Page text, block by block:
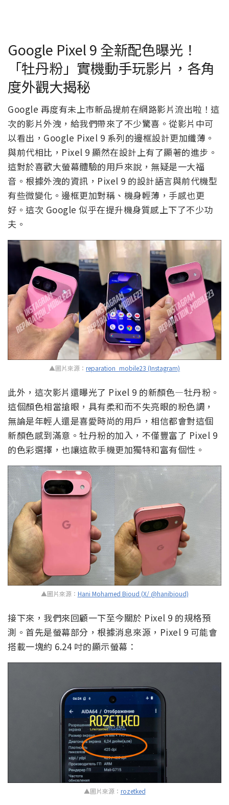
Google Pixel 9 全新配色曝光！
「牡丹粉」實機動手玩影片，各角
度外觀大揭秘
Google 再度有未上市新品提前在網路影片流出啦！這
次的影片外洩，給我們帶來了不少驚喜。從影片中可
以看出，Google Pixel 9 系列的邊框設計更加纖薄。
與前代相比，Pixel 9 顯然在設計上有了顯著的進步。
這對於喜歡大螢幕體驗的用戶來說，無疑是一大福
音。根據外洩的資訊，Pixel 9 的設計語言與前代機型
有些微變化。邊框更加對稱、機身輕薄，手感也更
好。這次 Google 似乎在提升機身質感上下了不少功
夫。
▲圖片來源： reparation_mobile23 (Instagram)
此外，這次影片還曝光了 Pixel 9 的新顏色—牡丹粉。
這個顏色相當搶眼，具有柔和而不失亮眼的粉色調，
無論是年輕人還是喜愛時尚的用戶，相信都會對這個
新顏色感到滿意。牡丹粉的加入，不僅豐富了 Pixel 9
的色彩選擇，也讓這款手機更加獨特和富有個性。
▲圖片來源： Hani Mohamed Bioud (X/ @hanibioud)
接下來，我們來回顧一下至今關於 Pixel 9 的規格預
測。首先是螢幕部分，根據消息來源，Pixel 9 可能會
搭載一塊約 6.24 吋的顯示螢幕：
▲圖片來源： rozetked